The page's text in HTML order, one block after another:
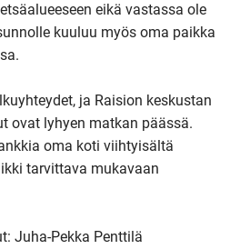
eikä vastassa ole
kuuluu myös oma paikka
ja Raision keskustan
ovat lyhyen matkan päässä.
oma koti viihtyisältä
tarvittava mukavaan
Juha-Pekka Penttilä